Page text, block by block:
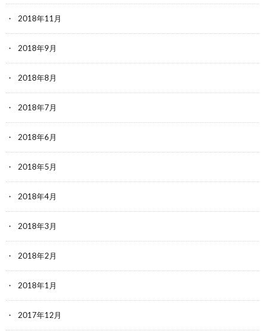
2018年11月
2018年9月
2018年8月
2018年7月
2018年6月
2018年5月
2018年4月
2018年3月
2018年2月
2018年1月
2017年12月